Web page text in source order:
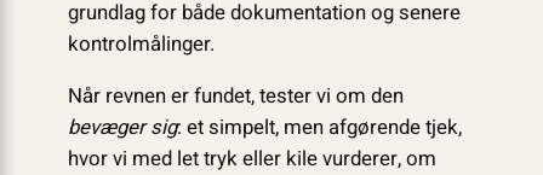
grundlag for både dokumentation og senere
kontrolmålinger.
Når revnen er fundet, tester vi om den
bevæger sig: et simpelt, men afgørende tjek,
hvor vi med let tryk eller kile vurderer, om